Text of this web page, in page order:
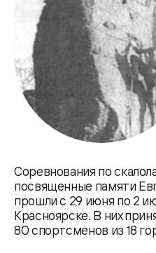
Соревнования по
посвященные памяти
прошли с 29 июня по 2
Красноярске. В них
80 спортсменов из 18